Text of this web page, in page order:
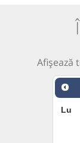
Afișează
Lu